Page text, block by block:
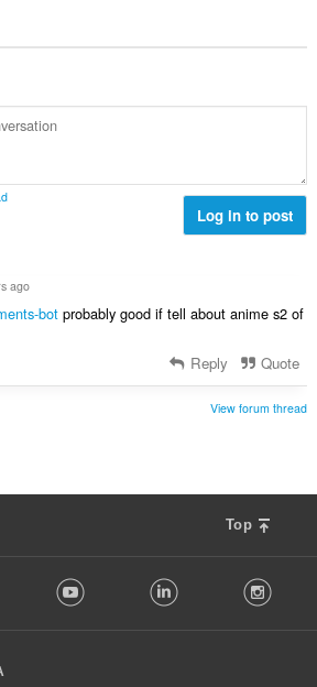
:
Log in to post
ago
botprobably good if tell about anime s2 of
Reply Quote
View forum thread
Top
Youtube LinkedIn